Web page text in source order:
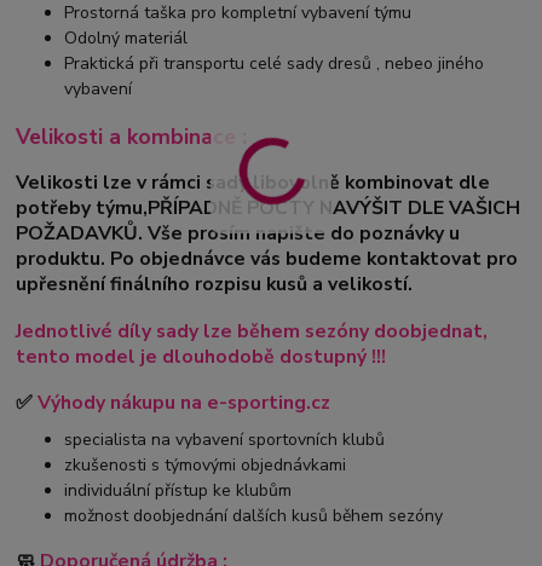
Prostorná taška pro kompletní vybavení týmu
Odolný materiál
Praktická při transportu celé sady dresů , nebeo jiného
vybavení
Velikosti a kombinace :
Velikosti lze v rámci sady libovolně kombinovat dle
potřeby týmu,PŘÍPADNĚ POČTY NAVÝŠIT DLE VAŠICH
POŽADAVKŮ. Vše prosím napište do poznávky u
produktu. Po objednávce vás budeme kontaktovat pro
upřesnění finálního rozpisu kusů a velikostí.
Jednotlivé díly sady lze během sezóny doobjednat,
tento model je dlouhodobě dostupný !!!
✅Výhody nákupu na e-sporting.cz
specialista na vybavení sportovních klubů
zkušenosti s týmovými objednávkami
individuální přístup ke klubům
možnost doobjednání dalších kusů během sezóny